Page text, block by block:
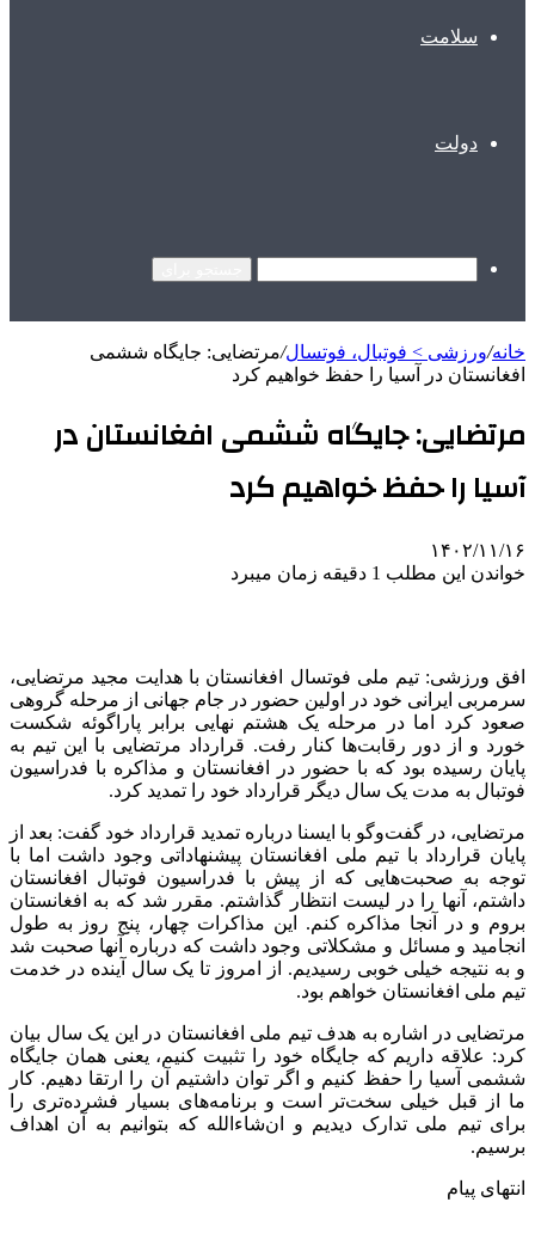
سلامت
دولت
خانه/ورزشی > فوتبال، فوتسال/مرتضایی: جایگاه ششمی
افغانستان در آسیا را حفظ خواهیم کرد
مرتضایی: جایگاه ششمی افغانستان در
آسیا را حفظ خواهیم کرد
۱۴۰۲/۱۱/۱۶
خواندن این مطلب 1 دقیقه زمان میبرد
افق ورزشی: تیم ملی فوتسال افغانستان با هدایت مجید مرتضایی،
سرمربی ایرانی خود در اولین حضور در جام جهانی از مرحله گروهی
صعود کرد اما در مرحله یک هشتم نهایی برابر پاراگوئه شکست
خورد و از دور رقابت‌ها کنار رفت. قرارداد مرتضایی با این تیم به
پایان رسیده بود که با حضور در افغانستان و مذاکره با فدراسیون
فوتبال به مدت یک سال دیگر قرارداد خود را تمدید کرد.
مرتضایی، در گفت‌وگو با ایسنا درباره تمدید قرارداد خود گفت: بعد از
پایان قرارداد با تیم ملی افغانستان پیشنهاداتی وجود داشت اما با
توجه به صحبت‌هایی که از پیش با فدراسیون فوتبال افغانستان
داشتم، آنها را در لیست انتظار گذاشتم. مقرر شد که به افغانستان
بروم و در آنجا مذاکره کنم. این مذاکرات چهار، پنج روز به طول
انجامید و مسائل و مشکلاتی وجود داشت که درباره آنها صحبت شد
و به نتیجه خیلی خوبی رسیدیم. از امروز تا یک سال آینده در خدمت
تیم ملی افغانستان خواهم بود.
مرتضایی در اشاره به هدف‌ تیم ملی افغانستان در این یک سال بیان
کرد: علاقه داریم که جایگاه خود را تثبیت کنیم، یعنی همان جایگاه
ششمی آسیا را حفظ کنیم و اگر توان داشتیم آن را ارتقا دهیم. کار
ما از قبل خیلی سخت‌تر است و برنامه‌های بسیار فشرده‌تری را
برای تیم ملی تدارک دیدیم و ان‌شاءالله که بتوانیم به آن اهداف
برسیم.
انتهای پیام